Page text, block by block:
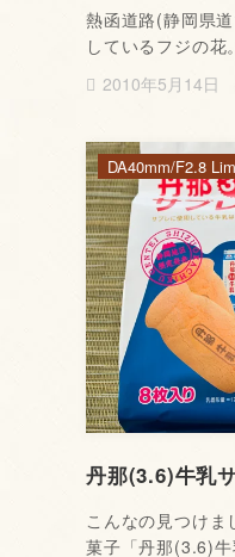
熱函道路(静岡県
しているフジの
2010年5月14日
丹那(3.6)牛乳
こんなの見つけ
菓子「丹那(3.6)
DA40mm/F2.8